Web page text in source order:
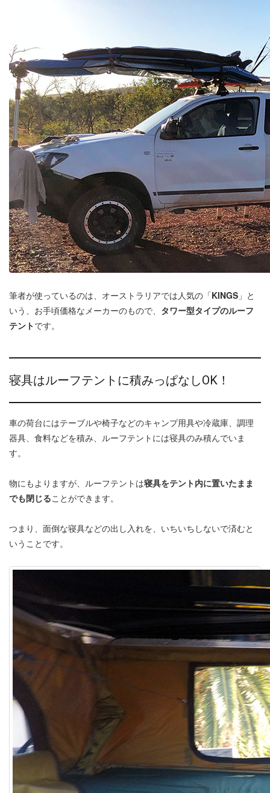
筆者が使っているのは、オーストラリアでは人気の「KINGS 」と
いう、お手頃価格なメーカーのもので、 タワー型タイプのルーフ
テントです。
寝具はルーフテントに積みっぱなしOK！
車の荷台にはテーブルや椅子などのキャンプ用具や冷蔵庫、調理
器具、食料などを積み、ルーフテントには寝具のみ積んでいま
す。
物にもよりますが、ルーフテントは寝具をテント内に置いたまま
でも閉じることができます。
つまり、面倒な寝具などの出し入れを、いちいちしないで済むと
いうことです。